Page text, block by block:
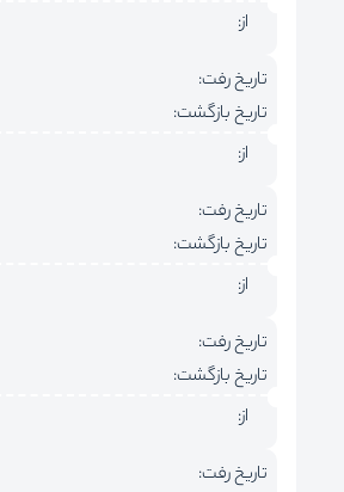
از:
تاریخ رفت:
تاریخ بازگشت:
از:
تاریخ رفت:
تاریخ بازگشت:
از:
تاریخ رفت:
تاریخ بازگشت:
از:
تاریخ رفت: